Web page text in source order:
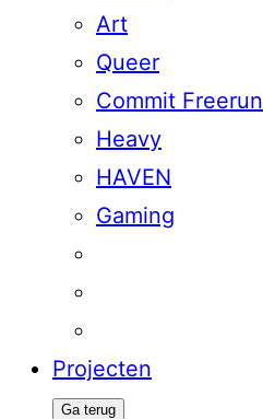
Art
Queer
Commit Freerun
Heavy
HAVEN
Gaming
Projecten
Ga terug